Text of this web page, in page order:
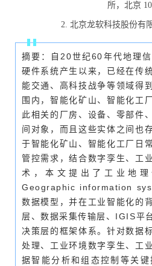
所，北京
2. 北京龙软科技股份有
摘要：自20世纪60年代地理
硬件系统产生以来，已经在传
能交通、高科技战争等领域得
围内，智能化矿山、智能化工
此相关的厂房、设备、零部件
间对象，而且这些实体之间也
于智能化矿山、智能化工厂日
管控需求，结合数字孪生、工
术，本文提出了工业地
Geographic information
数据模型，并在工业智能化的
层、数据采集传输层、IGIS平
决策层的框架体系。针对数据
处理、工业环境数字孪生、工
据智能分析和组态控制等关